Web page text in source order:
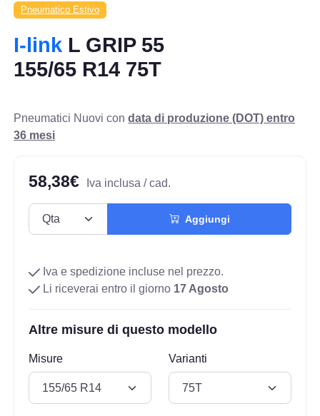
Pneumatico Estivo
I-link L GRIP 55
155/65 R14 75T
Pneumatici Nuovi condata di produzione (DOT) entro
36 mesi
58,38€ Iva inclusa / cad.
Aggiungi
Iva e spedizione incluse nel prezzo.
Li riceverai entro il giorno 17 Agosto
Altre misure di questo modello
Misure Varianti